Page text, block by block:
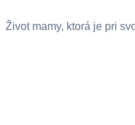
Život mamy, ktorá je pri